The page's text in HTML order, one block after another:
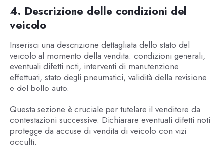
4. Descrizione delle condizioni del
veicolo
Inserisci una descrizione dettagliata dello stato del
veicolo al momento della vendita: condizioni generali,
eventuali difetti noti, interventi di manutenzione
effettuati, stato degli pneumatici, validità della revisione
e del bollo auto.
Questa sezione è cruciale per tutelare il venditore da
contestazioni successive. Dichiarare eventuali difetti noti
protegge da accuse di vendita di veicolo con vizi
occulti.